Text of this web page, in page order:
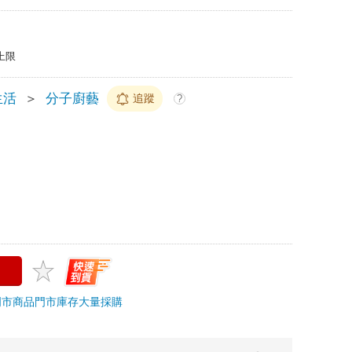
限
活 ＞ 分子廚藝 追蹤 ?
商品門市庫存大量採購